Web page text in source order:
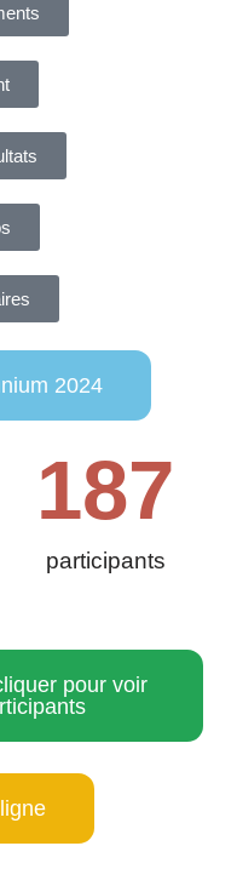
2024
participants
187
pour voir